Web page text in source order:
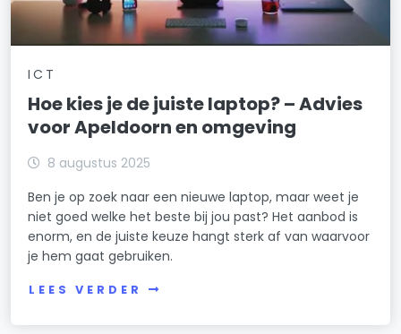
ICT
Hoe kies je de juiste laptop? – Advies
voor Apeldoorn en omgeving
8 augustus 2025
Ben je op zoek naar een nieuwe laptop, maar weet je
niet goed welke het beste bij jou past? Het aanbod is
enorm, en de juiste keuze hangt sterk af van waarvoor
je hem gaat gebruiken.
LEES VERDER